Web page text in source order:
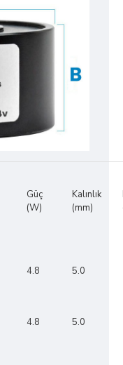
Güç
(W)
Kalınlık
(mm)
4.8 5.0
4.8 5.0